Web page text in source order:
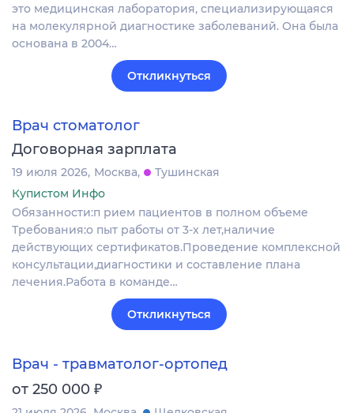
это медицинская лаборатория, специализирующаяся
на молекулярной диагностике заболеваний. Она была
основана в 2004…
Откликнуться
Врач стоматолог
Договорная зарплата
19 июля 2026 Москва
Тушинская
Купистом Инфо
Обязанности:п рием пациентов в полном объеме
Требования:о пыт работы от 3-х лет,наличие
действующих сертификатов.Проведение комплексной
консультации,диагностики и составление плана
лечения.Работа в команде…
Откликнуться
Врач - травматолог-ортопед
от 250 000 ₽